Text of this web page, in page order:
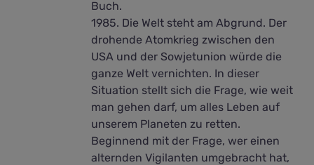
Buch.
1985. Die Welt steht am Abgrund. Der
drohende Atomkrieg zwischen den
USA und der Sowjetunion würde die
ganze Welt vernichten. In dieser
Situation stellt sich die Frage, wie weit
man gehen darf, um alles Leben auf
unserem Planeten zu retten.
Beginnend mit der Frage, wer einen
alternden Vigilanten umgebracht hat,